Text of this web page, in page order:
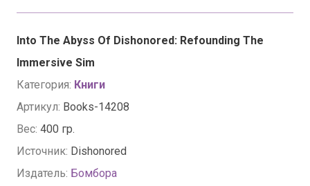
Into The Abyss Of Dishonored: Refounding The
Immersive Sim
Категория: Книги
Артикул: Books-14208
Вес: 400 гр.
Источник: Dishonored
Издатель: Бомбора